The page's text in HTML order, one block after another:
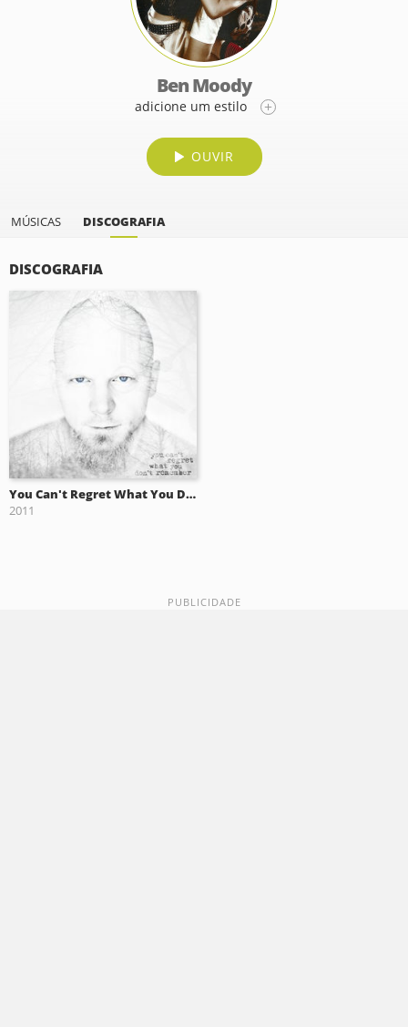
Ben Moody
adicione um estilo
OUVIR
MÚSICAS DISCOGRAFIA
DISCOGRAFIA
You Can't Regret What You Don't Remember
2011